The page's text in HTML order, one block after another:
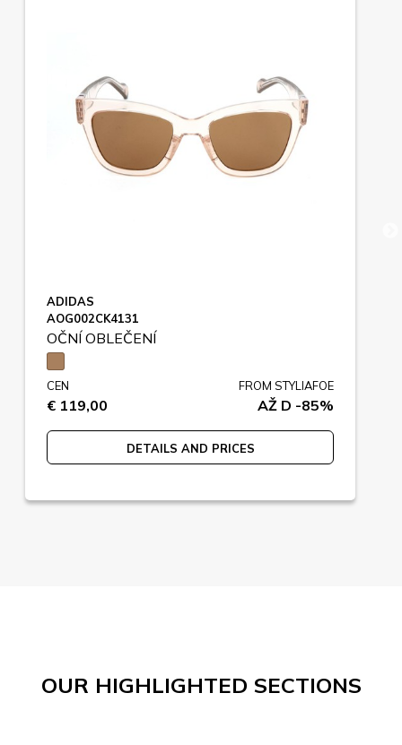
ADIDAS
AOG002CK4131
OČNÍ OBLEČENÍ
CEN
€ 119,00
FROM STYLIAFOE
AŽ D -85%
DETAILS AND PRICES
OUR HIGHLIGHTED SECTIONS